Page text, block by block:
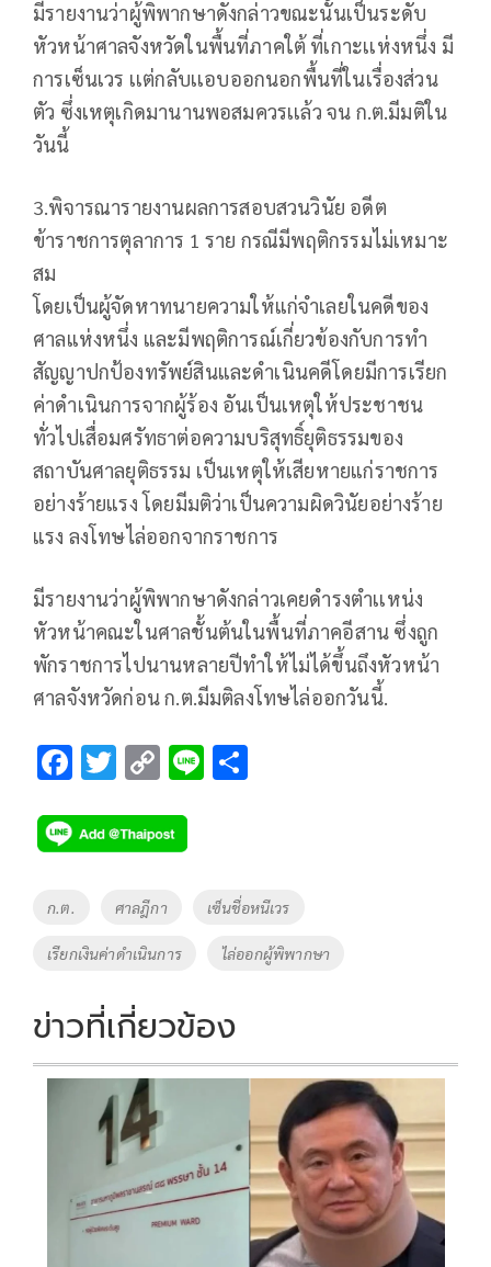
มีรายงานว่าผู้พิพากษาดังกล่าวขณะนั้นเป็นระดับ
หัวหน้าศาลจังหวัดในพื้นที่ภาคใต้ ที่เกาะเเห่งหนึ่ง มี
การเซ็นเวร เเต่กลับเเอบออกนอกพื้นที่ในเรื่องส่วน
ตัว ซึ่งเหตุเกิดมานานพอสมควรเเล้ว จน ก.ต.มีมติใน
วันนี้
3.พิจารณารายงานผลการสอบสวนวินัย อดีต
ข้าราชการตุลาการ 1 ราย กรณีมีพฤติกรรมไม่เหมาะ
สม
โดยเป็นผู้จัดหาทนายความให้แก่จำเลยในคดีของ
ศาลแห่งหนึ่ง และมีพฤติการณ์เกี่ยวข้องกับการทำ
สัญญาปกป้องทรัพย์สินและดำเนินคดีโดยมีการเรียก
ค่าดำเนินการจากผู้ร้อง อันเป็นเหตุให้ประชาชน
ทั่วไปเสื่อมศรัทธาต่อความบริสุทธิ์ยุติธรรมของ
สถาบันศาลยุติธรรม เป็นเหตุให้เสียหายแก่ราชการ
อย่างร้ายแรง โดยมีมติว่าเป็นความผิดวินัยอย่างร้าย
แรง ลงโทษไล่ออกจากราชการ
มีรายงานว่าผู้พิพากษาดังกล่าวเคยดำรงตำเเหน่ง
หัวหน้าคณะในศาลชั้นต้นในพื้นที่ภาคอีสาน ซึ่งถูก
พักราชการไปนานหลายปีทำให้ไม่ได้ขึ้นถึงหัวหน้า
ศาลจังหวัดก่อน ก.ต.มีมติลงโทษไล่ออกวันนี้.
F
e
b
o
o
k
T
tt
er
C
p
y
Li
k
Li
Tags
ก.ต. ศาลฎีกา เซ็นชื่อหนีเวร
เรียกเงินค่าดำเนินการ ไล่ออกผู้พิพากษา
ข่าวที่เกี่ยวข้อง